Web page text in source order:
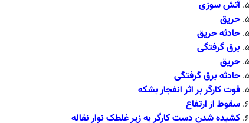
آتش سوزی
حریق
حادثه حریق
برق گرفتگی
حریق
حادثه برق گرفتگی
فوت کارگر بر اثر انفجار بشکه
سقوط از ارتفاع
کشیده شدن دست کارگر به زیر غلطک نوار نقاله